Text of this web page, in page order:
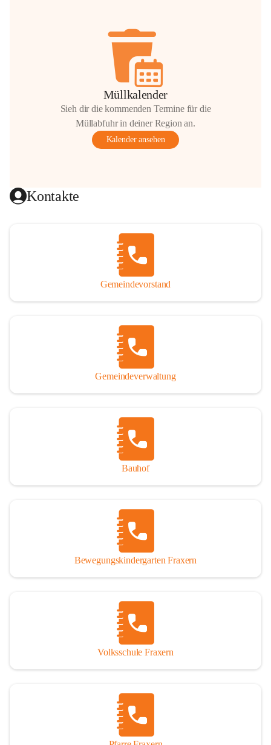
Müllkalender
Sieh dir die kommenden Termine für die
Müllabfuhr in deiner Region an.
Kalender ansehen
Kontakte
Gemeindevorstand
Gemeindeverwaltung
Bauhof
Bewegungskindergarten Fraxern
Volksschule Fraxern